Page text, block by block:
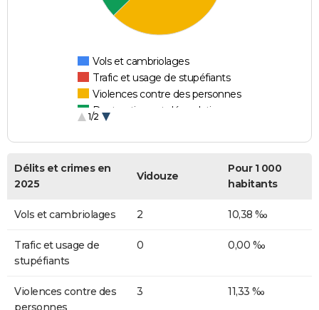
Vols et cambriolages
Trafic et usage de stupéfiants
Violences contre des personnes
Destructions et dégradations
1/2
Délits et crimes en
2025
Vidouze
Pour 1 000
habitants
Vols et cambriolages 2 10,38 ‰
Trafic et usage de
stupéfiants
0 0,00 ‰
Violences contre des
3 11,33 ‰